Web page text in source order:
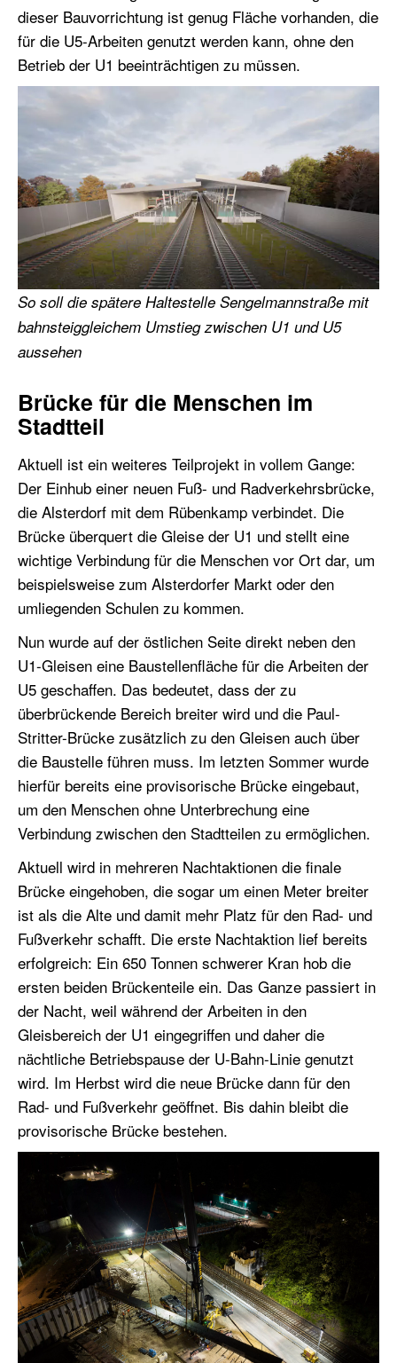
dieser Bauvorrichtung ist genug Fläche vorhanden, die
für die U5-Arbeiten genutzt werden kann, ohne den
Betrieb der U1 beeinträchtigen zu müssen.
So soll die spätere Haltestelle Sengelmannstraße mit
bahnsteiggleichem Umstieg zwischen U1 und U5
aussehen
Brücke für die Menschen im
Stadtteil
Aktuell ist ein weiteres Teilprojekt in vollem Gange:
Der Einhub einer neuen Fuß- und Radverkehrsbrücke,
die Alsterdorf mit dem Rübenkamp verbindet. Die
Brücke überquert die Gleise der U1 und stellt eine
wichtige Verbindung für die Menschen vor Ort dar, um
beispielsweise zum Alsterdorfer Markt oder den
umliegenden Schulen zu kommen.
Nun wurde auf der östlichen Seite direkt neben den
U1-Gleisen eine Baustellenfläche für die Arbeiten der
U5 geschaffen. Das bedeutet, dass der zu
überbrückende Bereich breiter wird und die Paul-
Stritter-Brücke zusätzlich zu den Gleisen auch über
die Baustelle führen muss. Im letzten Sommer wurde
hierfür bereits eine provisorische Brücke eingebaut,
um den Menschen ohne Unterbrechung eine
Verbindung zwischen den Stadtteilen zu ermöglichen.
Aktuell wird in mehreren Nachtaktionen die finale
Brücke eingehoben, die sogar um einen Meter breiter
ist als die Alte und damit mehr Platz für den Rad- und
Fußverkehr schafft. Die erste Nachtaktion lief bereits
erfolgreich: Ein 650 Tonnen schwerer Kran hob die
ersten beiden Brückenteile ein. Das Ganze passiert in
der Nacht, weil während der Arbeiten in den
Gleisbereich der U1 eingegriffen und daher die
nächtliche Betriebspause der U-Bahn-Linie genutzt
wird. Im Herbst wird die neue Brücke dann für den
Rad- und Fußverkehr geöffnet. Bis dahin bleibt die
provisorische Brücke bestehen.